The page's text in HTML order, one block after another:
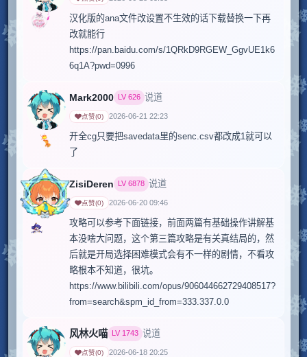
汉化版的ana文件改设置不生效的话下载替换一下再
改就能行
https://pan.baidu.com/s/1QRkD9RGEW_GgvUE1k6
6q1A?pwd=0996
Mark2000 LV626 说道
点赞(0) 2026-06-21 22:23
开全cg只要把savedata里的senc.csv都改成1就可以
了
ZisiDeren LV6878 说道
点赞(0) 2026-06-20 09:46
攻略可以参考下面链接，前面两篇有基础操作讲解基
本没啥大问题，这个第三篇攻略是有关真结局的，然
后就是开局选择困难模式会有不一样的剧情，不看攻
略根本不知道，很坑。
https://www.bilibili.com/opus/906044662729408517?
from=search&spm_id_from=333.337.0.0
风林火喵 LV 1743 说道
点赞(0) 2026-06-18 20:25